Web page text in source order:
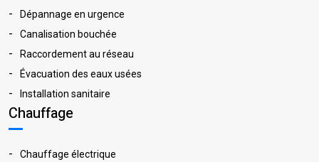
Dépannage en urgence
Canalisation bouchée
Raccordement au réseau
Évacuation des eaux usées
Installation sanitaire
Chauffage
Chauffage électrique